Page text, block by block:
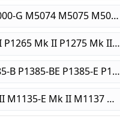
产品对比：安讯士 AXIS M5000 M5000-G M5074 M5075 M5075-G
产品对比：安讯士 AXIS P1245 Mk II P1265 Mk II P1275 Mk II P1280-E P1290-E
产品对比：安讯士 AXIS P1385 P1385-B P1385-BE P1385-E P1387 P1387-B P1387-BE P1387-LE P1388 P1388-B P1388-BE P1388-LE
产品对比：安讯士 AXIS M1135 Mk II M1135-E Mk II M1137 Mk II M1137-E Mk II